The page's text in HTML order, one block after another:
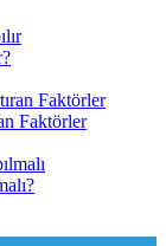
Faktörler